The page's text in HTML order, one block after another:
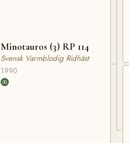
Minotauros (3) RP 114
Svensk Varmblodig Ridhäst
1990